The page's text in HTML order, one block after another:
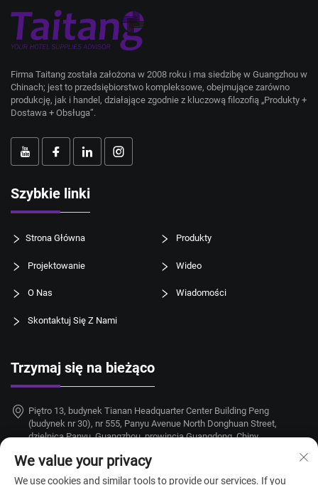
Firma Taitang została założona w 2008 roku i ma siedzibę w Guangzhou w
Chinach; jest to przedsiębiorstwo kompleksowe, obejmujące zarówno
produkcję, jak i handel, działające zgodnie z kluczową filozofią „Produkty +
Dostawa + Obsługa”.
Szybkie linki
Strona Główna Produkty
Projektowanie Wideo
O Nas Wiadomości
Skontaktuj Się Z Nami
Trzymaj się na bieżąco
Piętro 13, budynek Tianan Headquarter Center Building Peng
(budynek nr 30), nr 555, Panyu Avenue North Donghuan Street,
dzielnica Panyu, Guangzhou, prowincja Guangdong, Chiny
+86-18924068214
We value your privacy
We use cookies and similar tools to provide our services. If you